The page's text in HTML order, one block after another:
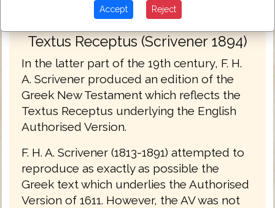
Textus Receptus (Scrivener 1894)
In the latter part of the 19th century, F. H.
A. Scrivener produced an edition of the
Greek New Testament which reflects the
Textus Receptus underlying the English
Authorised Version.
F. H. A. Scrivener (1813-1891) attempted to
reproduce as exactly as possible the
Greek text which underlies the Authorised
Version of 1611. However, the AV was not
Accept Reject